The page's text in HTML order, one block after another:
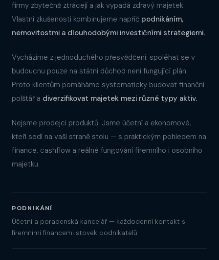
firmy zbytečně ztrácejí a jak vypadá zdravý majetek.
Vlastní zkušenosti kombinujeme napříč podnikáním,
nemovitostmi a dlouhodobými investičními strategiemi.
Vycházíme z jednoduchého přesvědčení: spoléhat se v
budoucnu pouze na státní důchod není fungující plán.
Proto klientům pomáháme systematicky budovat finanční
polštář a diverzifikovat majetek mezi různé typy aktiv.
Nejsme prodejci produktů. Jsme účetní a ekonomové,
kteří sedí na vaší straně stolu — s praktickým pohledem na
finance, cashflow a reálné fungování firemního i osobního
majetku.
PODNIKÁNÍ
Účetní a poradenská kancelář — každodenní kontakt s
firemními financemi stovek podnikatelů